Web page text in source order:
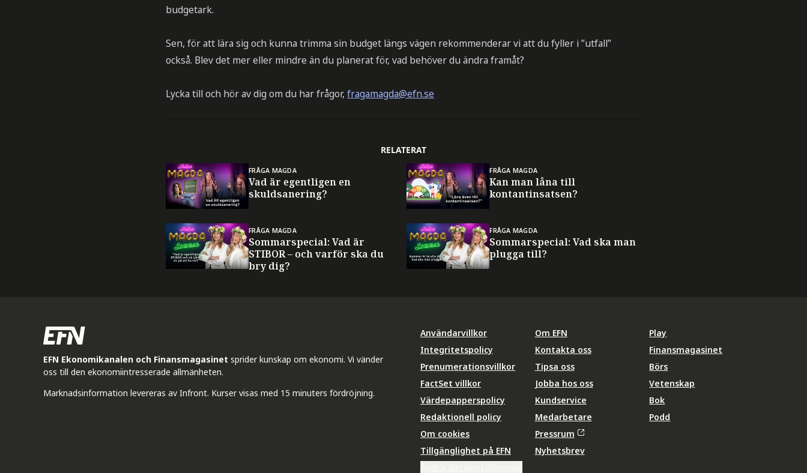
budgetark.
Sen, för att lära sig och kunna trimma sin budget längs vägen rekommenderar vi att du fyller i ”utfall”
också. Blev det mer eller mindre än du planerat för, vad behöver du ändra framåt?
Lycka till och hör av dig om du har frågor, fragamagda@efn.se
RELATERAT
FRÅGA MAGDA
Vad är egentligen en
skuldsanering?
FRÅGA MAGDA
Kan man låna till
kontantinsatsen?
FRÅGA MAGDA
Sommarspecial: Vad är
STIBOR – och varför ska du
bry dig?
FRÅGA MAGDA
Sommarspecial: Vad ska man
plugga till?
EFN Ekonomikanalen och Finansmagasinet sprider kunskap om ekonomi. Vi vänder
oss till den ekonomiintresserade allmänheten.
Marknadsinformation levereras av Infront. Kurser visas med 15 minuters fördröjning.
Användarvillkor
Integritetspolicy
Prenumerationsvillkor
FactSet villkor
Värdepapperspolicy
Redaktionell policy
Om cookies
Tillgänglighet på EFN
Om EFN
Kontakta oss
Tipsa oss
Jobba hos oss
Kundservice
Medarbetare
Pressrum
Nyhetsbrev
Play
Finansmagasinet
Börs
Vetenskap
Bok
Podd